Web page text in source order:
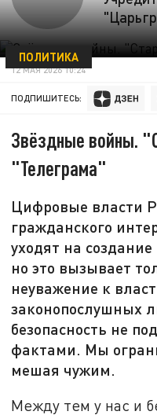
ПОЛИТИКА
12 МАЯ 2026 10:24
ПОДПИШИТЕСЬ:
Звёздные войны.
"Телеграма"
Цифровые власти
гражданского
уходят на
но это вызывает
неуважение к
законопослушных
безопасность не
фактами. Мы
мешая чужим.
Между тем у нас и